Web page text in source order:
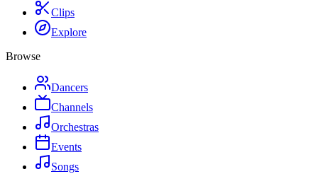
Clips
Explore
Browse
Dancers
Channels
Orchestras
Events
Songs